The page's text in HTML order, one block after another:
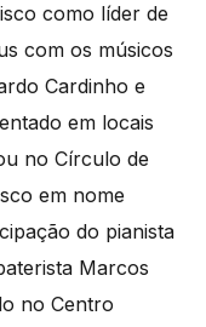
como líder de
com os músicos
Cardinho e
em locais
no Círculo de
em nome
do pianista
Marcos
no Centro